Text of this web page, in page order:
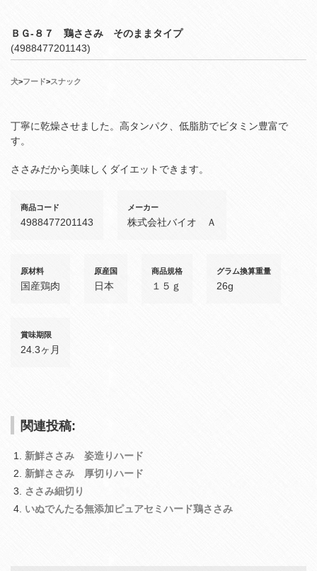
ＢＧ‐８７ 鶏ささみ そのままタイプ
(4988477201143)
犬>フード>スナック
丁寧に乾燥させました。高タンパク、低脂肪でビタミン豊富で
す。
ささみだから美味しくダイエットできます。
商品コード
4988477201143
メーカー
株式会社バイオ Ａ
原材料
国産鶏肉
原産国
日本
商品規格
１５ｇ
グラム換算重量
26g
賞味期限
24.3ヶ月
関連投稿:
新鮮ささみ 姿造りハード
新鮮ささみ 厚切りハード
ささみ細切り
いぬでんたる無添加ピュアセミハード鶏ささみ